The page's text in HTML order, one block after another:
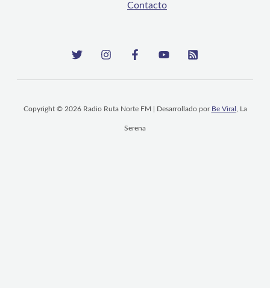
Contacto
Copyright © 2026 Radio Ruta Norte FM | Desarrollado por Be Viral , La
Serena